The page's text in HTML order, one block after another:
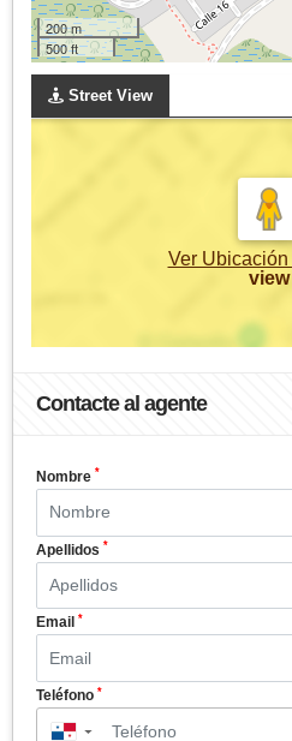
200 m
500 ft
Street View
Ver Ubicación
view
Contacte al agente
Nombre *
Apellidos *
Email *
Teléfono *
▼